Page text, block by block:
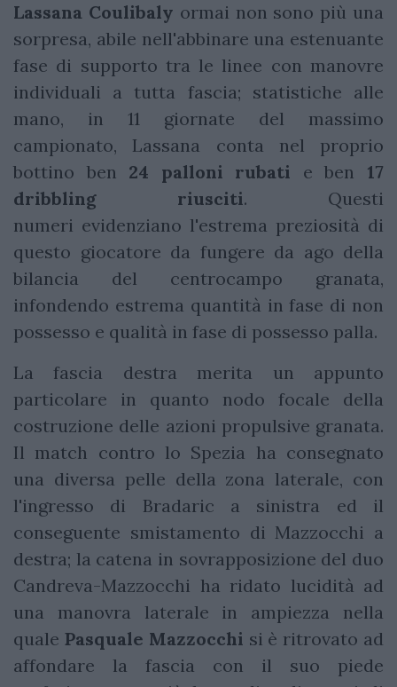
Lassana Coulibaly ormai non sono più una
sorpresa, abile nell'abbinare una estenuante
fase di supporto tra le linee con manovre
individuali a tutta fascia; statistiche alle
mano, in 11 giornate del massimo
campionato, Lassana conta nel proprio
bottino ben 24 palloni rubati e ben 17
dribbling riusciti. Questi
numeri evidenziano l'estrema preziosità di
questo giocatore da fungere da ago della
bilancia del centrocampo granata,
infondendo estrema quantità in fase di non
possesso e qualità in fase di possesso palla.
La fascia destra merita un appunto
particolare in quanto nodo focale della
costruzione delle azioni propulsive granata.
Il match contro lo Spezia ha consegnato
una diversa pelle della zona laterale, con
l'ingresso di Bradaric a sinistra ed il
conseguente smistamento di Mazzocchi a
destra; la catena in sovrapposizione del duo
Candreva-Mazzocchi ha ridato lucidità ad
una manovra laterale in ampiezza nella
quale Pasquale Mazzocchi si è ritrovato ad
affondare la fascia con il suo piede